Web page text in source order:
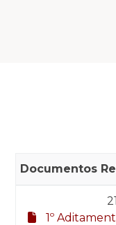
Documentos
1º